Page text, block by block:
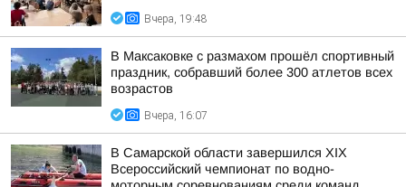
Вчера, 19:48
В Максаковке с размахом прошёл спортивный
праздник, собравший более 300 атлетов всех
возрастов
Вчера, 16:07
В Самарской области завершился XIХ
Всероссийский чемпионат по водно-